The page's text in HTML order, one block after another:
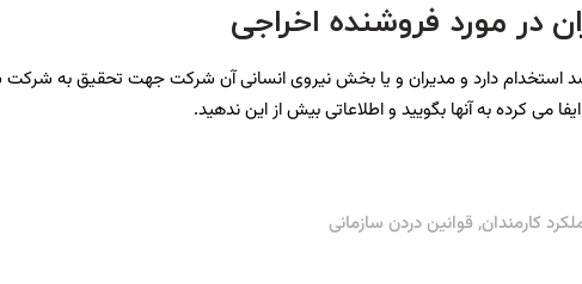
در مورد فروشنده اخراجی
استخدام دارد و مدیران و یا بخش نیروی انسانی آن شرکت جهت تحقیق به
کرده به آنها بگویید و اطلاعاتی بیش از این ندهید.
کارمندان, قوانین دردن سازمانی